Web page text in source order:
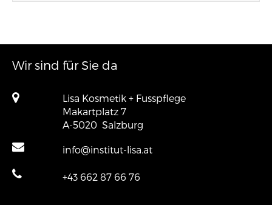
Wir sind für Sie da
Lisa Kosmetik + Fusspflege
Makartplatz 7
A-5020 Salzburg
info@institut-lisa.at
+43 662 87 66 76